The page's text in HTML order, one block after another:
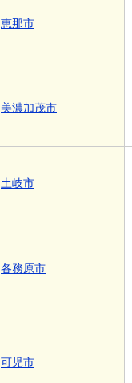
恵那市
美濃加茂市
土岐市
各務原市
可児市